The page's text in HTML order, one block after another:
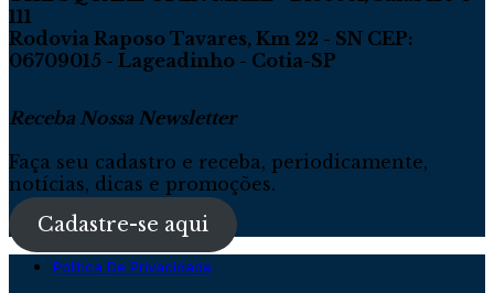
111
Rodovia Raposo Tavares, Km 22 - SN CEP:
06709015 - Lageadinho - Cotia-SP
Receba Nossa Newsletter
Faça seu cadastro e receba, periodicamente,
notícias, dicas e promoções.
Cadastre-se aqui
Política De Privacidade